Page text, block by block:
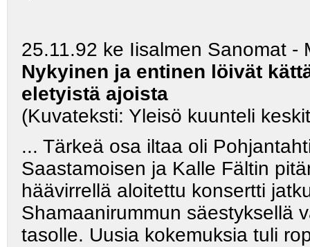
25.11.92 ke Iisalmen Sanomat -
Nykyinen ja entinen löivät
eletyistä ajoista
(Kuvateksti: Yleisö kuunteli
... Tärkeä osa iltaa oli
Saastamoisen ja Kalle Fältin
häävirrellä aloitettu konsertti
Shamaanirummun säestyksellä
tasolle. Uusia kokemuksia tuli